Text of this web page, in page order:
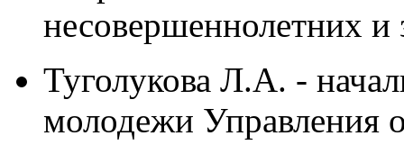
несовершеннолетних и
Туголукова Л.А. -
молодежи Управления